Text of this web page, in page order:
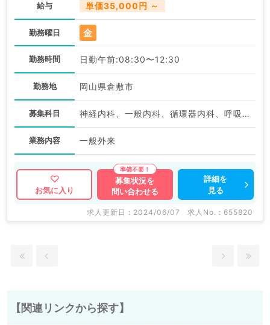
給与 単価35,000円 ～
勤務曜日 金
勤務時間 日勤午前:08:30〜12:30
勤務地 岡山県倉敷市
募集科目 神経内科、一般内科、循環器内科、呼吸器内科、消化器内科、内分泌・代謝内科、腎臓内科、老年内科、血液内科、膠原病科
業務内容 一般外来
お気に入り
募集状況を
問い合わせる
詳細を
見る
求人更新日 : 2024/06/07 求人No. : 655820
【関連リンクから探す】